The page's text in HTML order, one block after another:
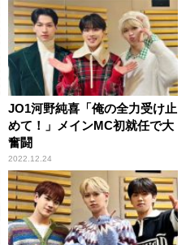
JO1河野純喜「俺の全力受け止
めて！」メインMC初就任で大
奮闘
2022.12.24